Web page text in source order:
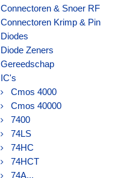
Connectoren & Snoer RF
Connectoren Krimp & Pin
Diodes
Diode Zeners
Gereedschap
IC's
Cmos 4000
Cmos 40000
7400
74LS
74HC
74HCT
74A...